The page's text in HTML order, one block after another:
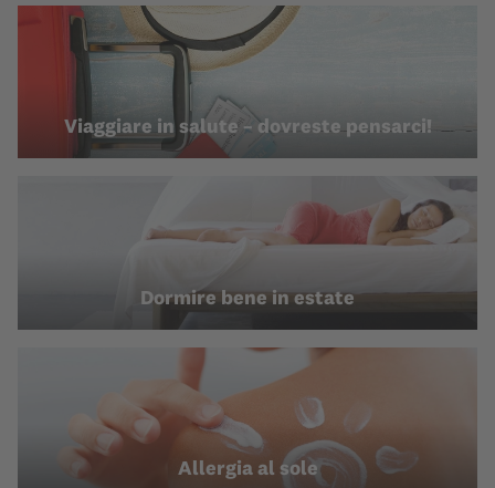
Viaggiare in salute – dovreste pensarci!
Dormire bene in estate
Allergia al sole